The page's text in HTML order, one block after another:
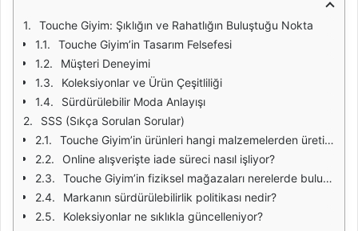
Touche Giyim: Şıklığın ve Rahatlığın Buluştuğu Nokta
Touche Giyim’in Tasarım Felsefesi
Müşteri Deneyimi
Koleksiyonlar ve Ürün Çeşitliliği
Sürdürülebilir Moda Anlayışı
SSS (Sıkça Sorulan Sorular)
Touche Giyim’in ürünleri hangi malzemelerden üretiliyor?
Online alışverişte iade süreci nasıl işliyor?
Touche Giyim’in fiziksel mağazaları nerelerde bulunuyor?
Markanın sürdürülebilirlik politikası nedir?
Koleksiyonlar ne sıklıkla güncelleniyor?